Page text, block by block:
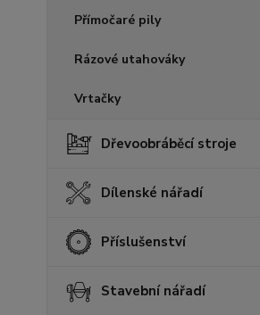
Přímočaré pily
Rázové utahováky
Vrtačky
Dřevoobráběcí stroje
Dílenské nářadí
Příslušenství
Stavební nářadí